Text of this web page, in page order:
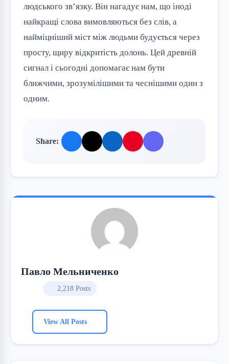
людського зв’язку. Він нагадує нам, що іноді
найкращі слова вимовляються без слів, а
найміцніший міст між людьми будується через
просту, щиру відкритість долонь. Цей древній
сигнал і сьогодні допомагає нам бути
ближчими, зрозумілішими та чеснішими один з
одним.
Share:
Павло Мельниченко
2,218 Posts
View All Posts